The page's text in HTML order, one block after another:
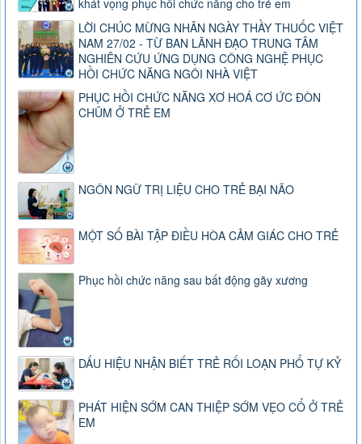
khát vọng phục hồi chức năng cho trẻ em
LỜI CHÚC MỪNG NHÂN NGÀY THẦY THUỐC VIỆT
NAM 27/02 - TỪ BAN LÃNH ĐẠO TRUNG TÂM
NGHIÊN CỨU ỨNG DỤNG CÔNG NGHỆ PHỤC
HỒI CHỨC NĂNG NGÔI NHÀ VIỆT
PHỤC HỒI CHỨC NĂNG XƠ HOÁ CƠ ỨC ĐÒN
CHŨM Ở TRẺ EM
NGÔN NGỮ TRỊ LIỆU CHO TRẺ BẠI NÃO
MỘT SỐ BÀI TẬP ĐIỀU HÒA CẢM GIÁC CHO TRẺ
Phục hồi chức năng sau bất động gãy xương
DẤU HIỆU NHẬN BIẾT TRẺ RỐI LOẠN PHỔ TỰ KỶ
PHÁT HIỆN SỚM CAN THIỆP SỚM VẸO CỔ Ở TRẺ
EM